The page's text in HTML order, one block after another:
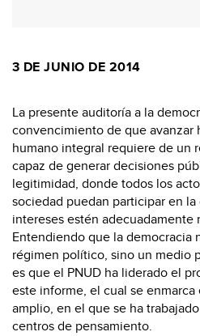
3 DE JUNIO DE 2014
La presente auditoría a la
convencimiento de que avanzar
humano integral requiere de un
capaz de generar decisiones
legitimidad, donde todos los
sociedad puedan participar en
intereses estén adecuadamente
Entendiendo que la democracia
régimen político, sino un medio
es que el PNUD ha liderado el
este informe, el cual se
amplio, en el que se ha
centros de pensamiento.